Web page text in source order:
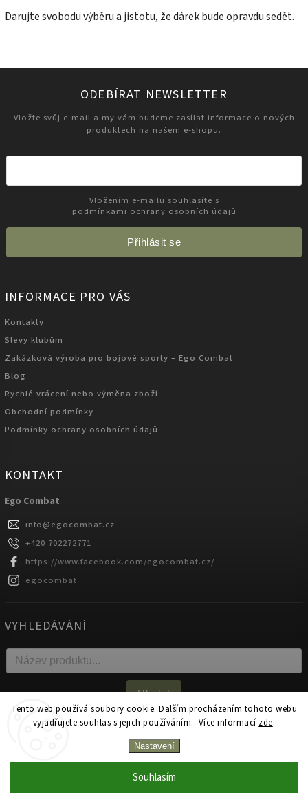
Tento web používá soubory cookie. Dalším procházením tohoto webu
vyjadřujete souhlas s jejich používáním.. Více informací zde.
Nastavení
Souhlasím
Zakázková výroba na produkty Ego Combat od 1 kusu!
Darujte svobodu výběru a jistotu, že dárek bude opravdu sedět.
ODEBÍRAT NEWSLETTER
Vložte svůj e-mail a my vám budeme zasílat informace o nových
produktech na našem e-shopu.
podmínkami ochrany osobních údajů
Přihlásit se
INFORMACE PRO VÁS
Kontakty
Slevy klubům
Zakázková výroba pro bojové sporty – Ego Combat
Blog
Rychlé vrácení nebo výměna zboží
Obchodní podmínky
Podmínky ochrany osobních údajů
KONTAKT
Ego Combat
info@egocombat.cz
+420 702272771
https://www.facebook.com/egocombat.cz/
egocombat
VYHLEDÁVÁNÍ
Hledat
egocombat.cz. Všechna práva vyhrazena.
Upravit nastavení cookies
Shoptet| DesignShoptak.cz.